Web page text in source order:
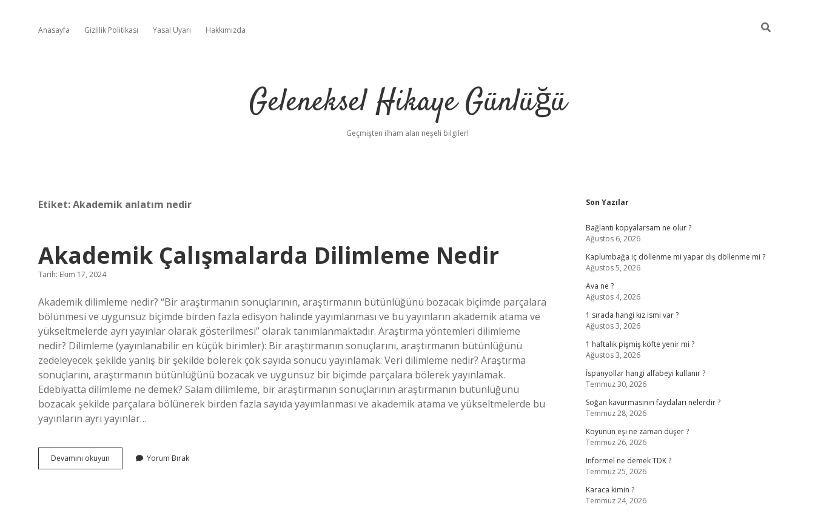
Anasayfa Gizlilik Politikası Yasal Uyarı Hakkımızda
Geleneksel Hikaye Günlüğü
Geçmişten ilham alan neşeli bilgiler!
Etiket:Akademik anlatım nedir
Akademik Çalışmalarda Dilimleme Nedir
Tarih: Ekim 17, 2024
Akademik dilimleme nedir? “Bir araştırmanın sonuçlarının, araştırmanın bütünlüğünü bozacak biçimde parçalara
bölünmesi ve uygunsuz biçimde birden fazla edisyon halinde yayımlanması ve bu yayınların akademik atama ve
yükseltmelerde ayrı yayınlar olarak gösterilmesi” olarak tanımlanmaktadır. Araştırma yöntemleri dilimleme
nedir? Dilimleme (yayınlanabilir en küçük birimler): Bir araştırmanın sonuçlarını, araştırmanın bütünlüğünü
zedeleyecek şekilde yanlış bir şekilde bölerek çok sayıda sonucu yayınlamak. Veri dilimleme nedir? Araştırma
sonuçlarını, araştırmanın bütünlüğünü bozacak ve uygunsuz bir biçimde parçalara bölerek yayınlamak.
Edebiyatta dilimleme ne demek? Salam dilimleme, bir araştırmanın sonuçlarının araştırmanın bütünlüğünü
bozacak şekilde parçalara bölünerek birden fazla sayıda yayımlanması ve akademik atama ve yükseltmelerde bu
yayınların ayrı yayınlar…
Devamını okuyun Akademik
Çalışmalarda
Yorum Bırak
Sidebar
Son Yazılar
Bağlantı kopyalarsam ne olur ?
Ağustos 6, 2026
Kaplumbağa iç döllenme mi yapar dış döllenme mi ?
Ağustos 5, 2026
Ava ne ?
Ağustos 4, 2026
1 sırada hangi kız ismi var ?
Ağustos 3, 2026
1 haftalık pişmiş köfte yenir mi ?
Ağustos 3, 2026
İspanyollar hangi alfabeyi kullanır ?
Temmuz 30, 2026
Soğan kavurmasının faydaları nelerdir ?
Temmuz 28, 2026
Koyunun eşi ne zaman düşer ?
Temmuz 26, 2026
Informel ne demek TDK ?
Temmuz 25, 2026
Karaca kimin ?
Temmuz 24, 2026